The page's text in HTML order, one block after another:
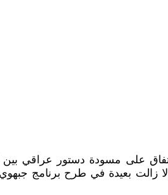
على مسودة دستور عراقي بين
لا زالت بعيدة في طرح برنامج